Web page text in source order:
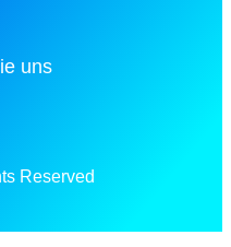
uns
Reserved